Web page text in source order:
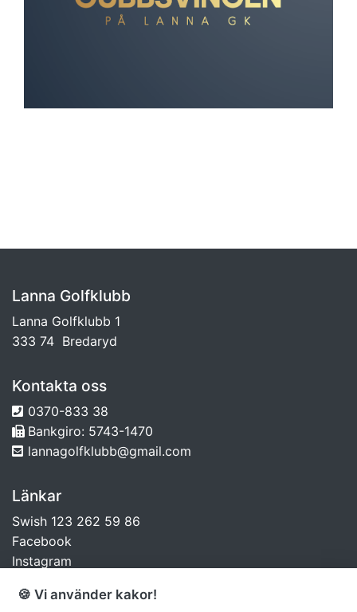
Lanna Golfklubb
Lanna Golfklubb 1
333 74 Bredaryd
Kontakta oss
0370-833 38
Bankgiro: 5743-1470
lannagolfklubb@gmail.com
Länkar
Swish 123 262 59 86
Facebook
Instagram
🍪 Vi använder kakor!